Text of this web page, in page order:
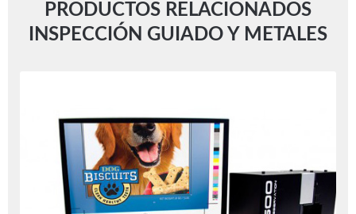
PRODUCTOS RELACIONADOS
INSPECCIÓN GUIADO Y METALES